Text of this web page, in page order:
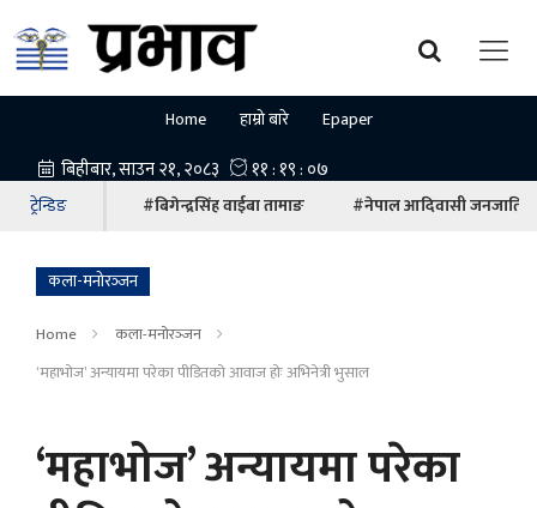
Home हाम्रो बारे Epaper
ट्रेन्डिङ #बिगेन्द्रसिंह वाईबा तामाङ #नेपाल आदिवासी जनजाति
कला-मनोरञ्‍जन
Home
कला-मनोरञ्‍जन
‘महाभोज’ अन्यायमा परेका पीडितको आवाज होः अभिनेत्री भुसाल
‘महाभोज’ अन्यायमा परेका